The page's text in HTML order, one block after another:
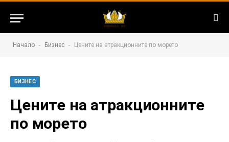
Начало - Бизнес - Цените на атракционните по морето
БИЗНЕС
Цените на атракционните
по морето